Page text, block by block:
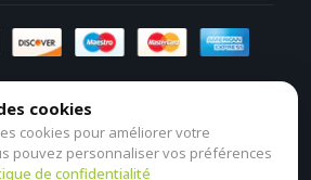
cookies
cookies pour améliorer votre
pouvez personnaliser vos préférences
de confidentialité